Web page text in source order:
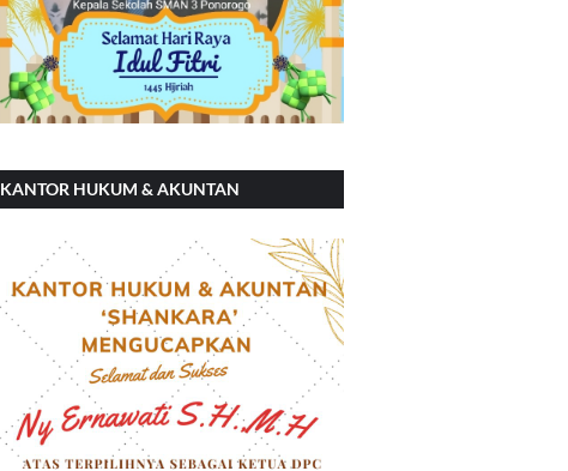
KANTOR HUKUM & AKUNTAN